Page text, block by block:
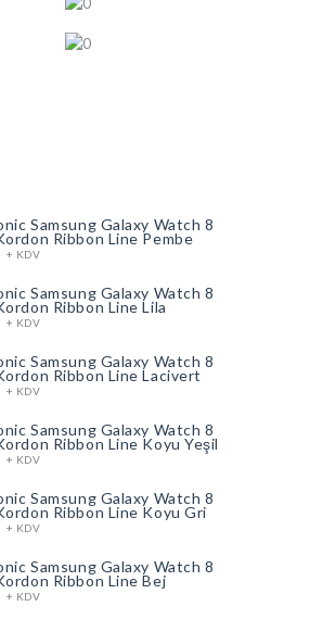
Samsung Galaxy Watch 8
Ribbon Line Pembe
+ KDV
Samsung Galaxy Watch 8
Ribbon Line Lila
+ KDV
Samsung Galaxy Watch 8
Ribbon Line Lacivert
+ KDV
Samsung Galaxy Watch 8
Ribbon Line Koyu Yeşil
+ KDV
Samsung Galaxy Watch 8
Ribbon Line Koyu Gri
+ KDV
Samsung Galaxy Watch 8
Ribbon Line Bej
+ KDV